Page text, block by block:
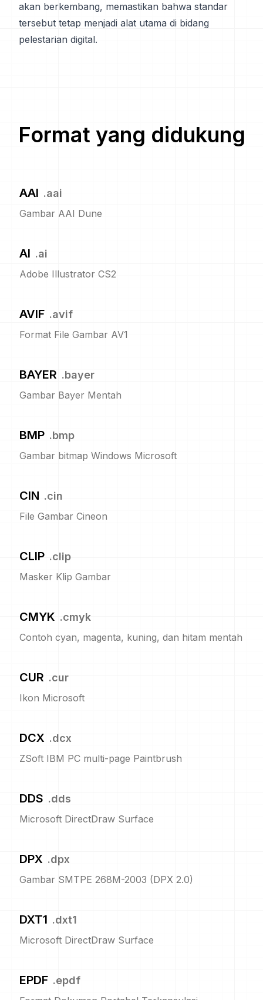
akan berkembang, memastikan bahwa standar
tersebut tetap menjadi alat utama di bidang
pelestarian digital.
Format yang didukung
AAI .aai
Gambar AAI Dune
AI .ai
Adobe Illustrator CS2
AVIF .avif
Format File Gambar AV1
BAYER .bayer
Gambar Bayer Mentah
BMP .bmp
Gambar bitmap Windows Microsoft
CIN .cin
File Gambar Cineon
CLIP .clip
Masker Klip Gambar
CMYK .cmyk
Contoh cyan, magenta, kuning, dan hitam mentah
CUR .cur
Ikon Microsoft
DCX .dcx
ZSoft IBM PC multi-page Paintbrush
DDS .dds
Microsoft DirectDraw Surface
DPX .dpx
Gambar SMTPE 268M-2003 (DPX 2.0)
DXT1 .dxt1
Microsoft DirectDraw Surface
EPDF .epdf